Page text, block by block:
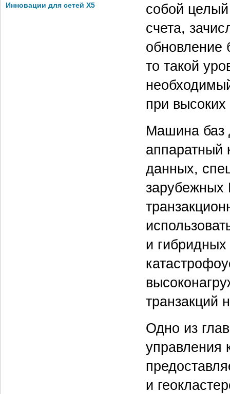
Инновации для сетей X5
собой
счета,
обновление
то такой
при высоких
Машина
аппаратный
данных,
зарубежных
и
транзакций
Одно из
управления
и